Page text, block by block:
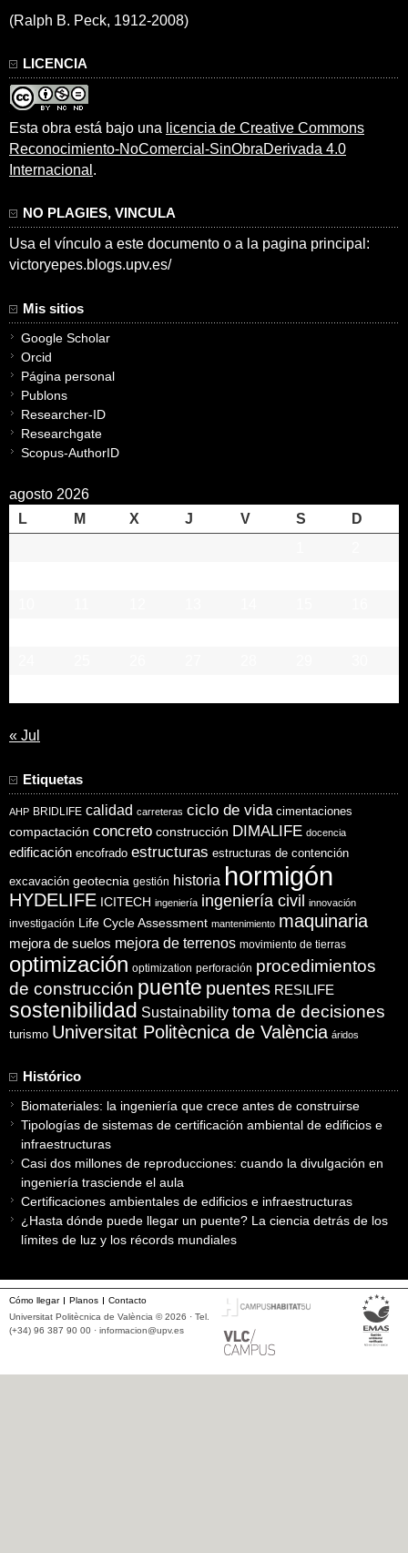
(Ralph B. Peck, 1912-2008)
LICENCIA
Esta obra está bajo una licencia de Creative Commons
Reconocimiento-NoComercial-SinObraDerivada 4.0
Internacional .
NO PLAGIES, VINCULA
Usa el vínculo a este documento o a la pagina principal:
victoryepes.blogs.upv.es/
Mis sitios
Google Scholar
Orcid
Página personal
Publons
Researcher-ID
Researchgate
Scopus-AuthorID
agosto 2026
L
M X J V S
D
« Jul
Etiquetas
AHP BRIDLIFE calidad carreteras ciclo de vida cimentaciones
compactación concreto construcción DIMALIFE docencia
edificación encofrado estructuras estructuras de contención
excavación geotecnia gestión historia hormigón
HYDELIFE ICITECH ingeniería ingeniería civil innovación
investigación Life Cycle Assessment mantenimiento maquinaria
mejora de suelos mejora de terrenos movimiento de tierras
optimización optimization perforación procedimientos
de construcción puente puentes RESILIFE
sostenibilidad Sustainability toma de decisiones
turismo Universitat Politècnica de València áridos
Histórico
Biomateriales: la ingeniería que crece antes de construirse
Tipologías de sistemas de certificación ambiental de edificios e
infraestructuras
Casi dos millones de reproducciones: cuando la divulgación en
ingeniería trasciende el aula
Certificaciones ambientales de edificios e infraestructuras
¿Hasta dónde puede llegar un puente? La ciencia detrás de los
límites de luz y los récords mundiales
Cómo llegar Planos
Contacto
Universitat Politècnica de València © 2026 · Tel.
(+34) 96 387 90 00 · informacion@upv.es